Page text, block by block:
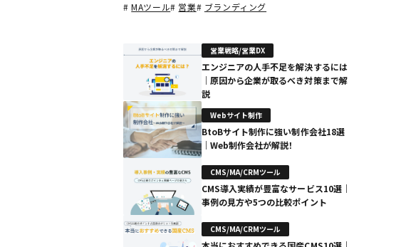
#MAツール# 営業# ブランディング
営業戦略/営業DX
エンジニアの人手不足を解決するには
｜原因から企業が取るべき対策まで解
説
Webサイト制作
BtoBサイト制作に強い制作会社18選
｜Web制作会社が解説！
CMS/MA/CRMツール
CMS導入実績が豊富なサービス10選｜
事例の見方や5つの比較ポイント
CMS/MA/CRMツール